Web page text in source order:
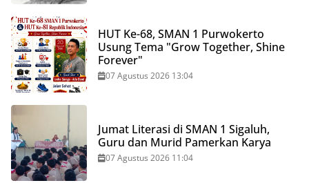
HUT Ke-68, SMAN 1 Purwokerto
Usung Tema "Grow Together, Shine
Forever"
07 Agustus 2026 13:04
Jumat Literasi di SMAN 1 Sigaluh,
Guru dan Murid Pamerkan Karya
07 Agustus 2026 11:04